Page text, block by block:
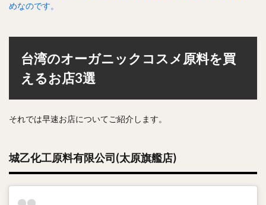
めなのです。
台湾のオーガニックコスメ原料を買
えるお店3選
それでは早速お店についてご紹介します。
城乙化工原料有限公司(太原旗艦店)